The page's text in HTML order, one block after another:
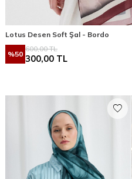
Lotus Desen Soft Şal - Bordo
%50
600,00TL
300,00 TL